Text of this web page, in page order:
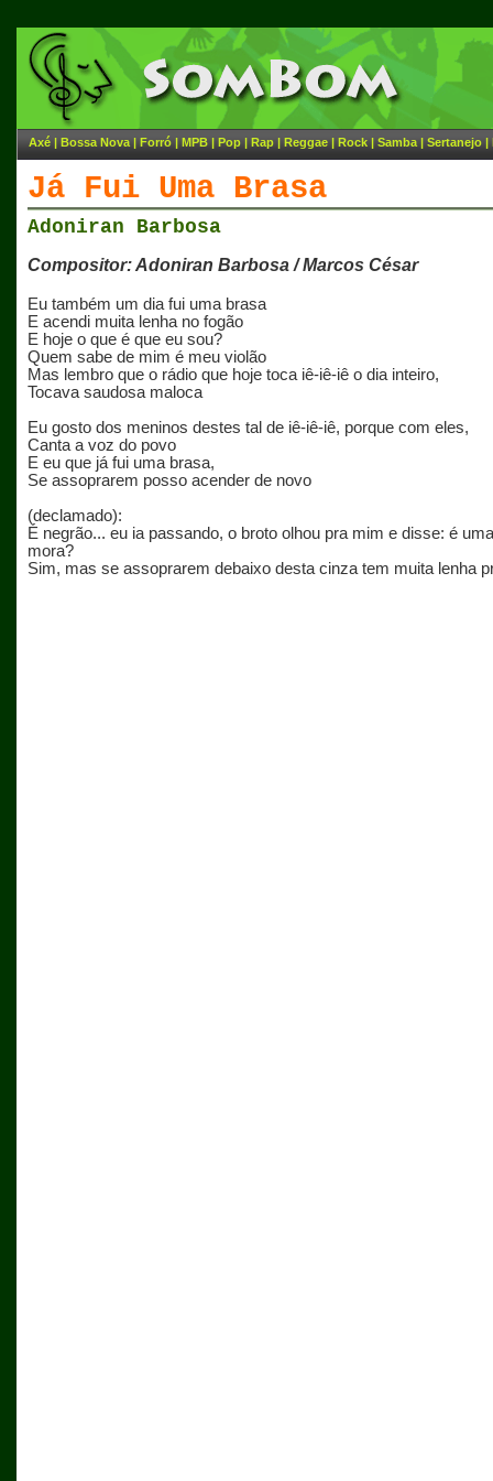
Axé | Bossa Nova | Forró | MPB | Pop | Rap | Reggae | Rock | Samba | Sertanejo |
Já Fui Uma Brasa
Adoniran Barbosa
Compositor: Adoniran Barbosa / Marcos César
Eu também um dia fui uma brasa
E acendi muita lenha no fogão
E hoje o que é que eu sou?
Quem sabe de mim é meu violão
Mas lembro que o rádio que hoje toca iê-iê-iê o dia inteiro,
Tocava saudosa maloca
Eu gosto dos meninos destes tal de iê-iê-iê, porque com eles,
Canta a voz do povo
E eu que já fui uma brasa,
Se assoprarem posso acender de novo
(declamado):
É negrão... eu ia passando, o broto olhou pra mim e disse: é
mora?
Sim, mas se assoprarem debaixo desta cinza tem muita lenha